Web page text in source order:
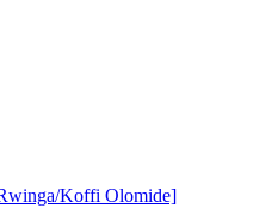
Koffi Olomide]